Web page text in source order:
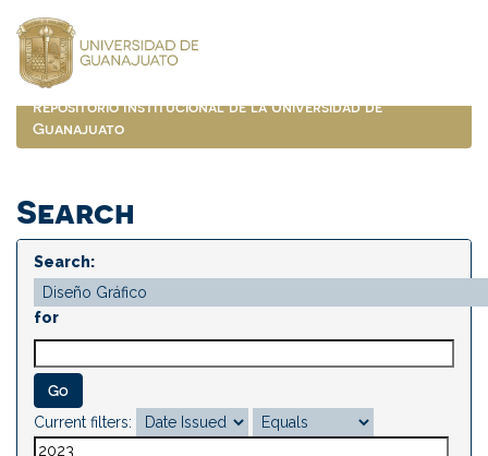
navigation
Repositorio Institucional de la Universidad de
Guanajuato
Search
Search:
for
Current filters: